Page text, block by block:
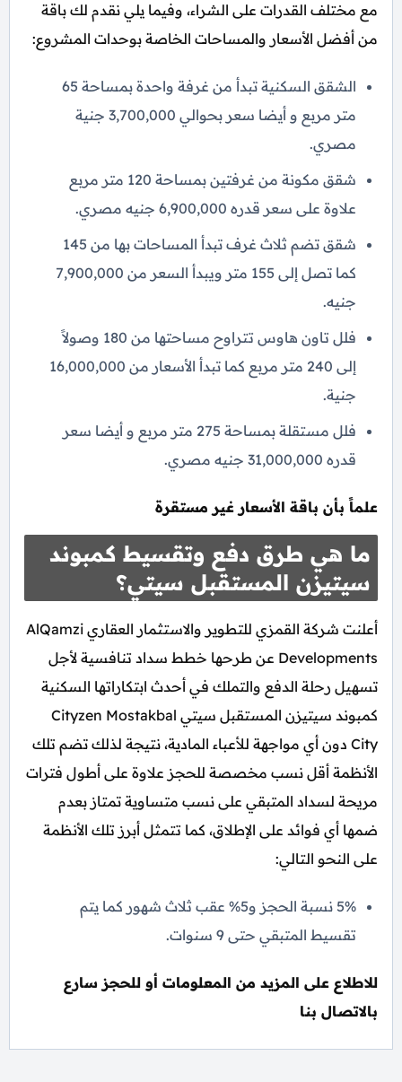
مع مختلف القدرات على الشراء، وفيما يلي نقدم لك باقة
من أفضل الأسعار والمساحات الخاصة بوحدات المشروع:
الشقق السكنية تبدأ من غرفة واحدة بمساحة 65
متر مربع و أيضا سعر بحوالي 3,700,000 جنية
مصري.
شقق مكونة من غرفتين بمساحة 120 متر مربع
علاوة على سعر قدره 6,900,000 جنيه مصري.
شقق تضم ثلاث غرف تبدأ المساحات بها من 145
كما تصل إلى 155 متر ويبدأ السعر من 7,900,000
جنيه.
فلل تاون هاوس تتراوح مساحتها من 180 وصولاً
إلى 240 متر مربع كما تبدأ الأسعار من 16,000,000
جنية.
فلل مستقلة بمساحة 275 متر مربع و أيضا سعر
قدره 31,000,000 جنيه مصري.
علماً بأن باقة الأسعار غير مستقرة
ما هي طرق دفع وتقسيط كمبوند
سيتيزن المستقبل سيتي؟
أعلنت شركة القمزي للتطوير والاستثمار العقاري AlQamzi
Developments عن طرحها خطط سداد تنافسية لأجل
تسهيل رحلة الدفع والتملك في أحدث ابتكاراتها السكنية
كمبوند سيتيزن المستقبل سيتي Cityzen Mostakbal
City دون أي مواجهة للأعباء المادية، نتيجة لذلك تضم تلك
الأنظمة أقل نسب مخصصة للحجز علاوة على أطول فترات
مريحة لسداد المتبقي على نسب متساوية تمتاز بعدم
ضمها أي فوائد على الإطلاق، كما تتمثل أبرز تلك الأنظمة
على النحو التالي:
5% نسبة الحجز و5% عقب ثلاث شهور كما يتم
تقسيط المتبقي حتى 9 سنوات.
للاطلاع على المزيد من المعلومات أو للحجز سارع
بالاتصال بنا